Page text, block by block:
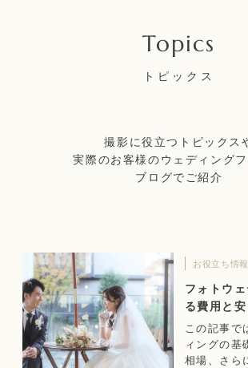
トピックス
撮影に役立つトピックス
実際のお客様のウェディング
ブログでご紹介
お役立ち情報
フォトウ
る費用と
ポイント
この記事で
ィングの基
相場、さら